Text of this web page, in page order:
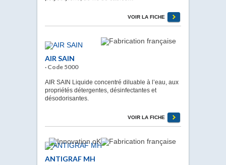
VOIR LA FICHE
AIR SAIN
· Code 5000
AIR SAIN Liquide concentré diluable à l’eau, aux
propriétés détergentes, désinfectantes et
désodorisantes.
VOIR LA FICHE
ANTIGRAF MH